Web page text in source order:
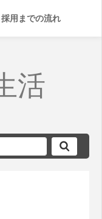
採用までの流れ
活